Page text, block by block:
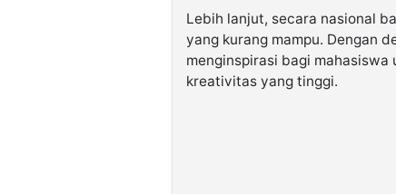
Lebih lanjut, secara nasional
yang kurang mampu. Dengan
menginspirasi bagi
kreativitas yang tinggi.